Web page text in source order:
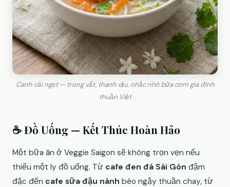
Canh cải ngọt — trong vắt, thanh dịu, nhắc nhớ bữa cơm gia đình
thuần Việt
☕ Đồ Uống — Kết Thúc Hoàn Hảo
Một bữa ăn ở Veggie Saigon sẽ không trọn vẹn nếu
thiếu một ly đồ uống. Từ cafe đen đá Sài Gòn đậm
đặc đến cafe sữa đậu nành béo ngậy thuần chay, từ